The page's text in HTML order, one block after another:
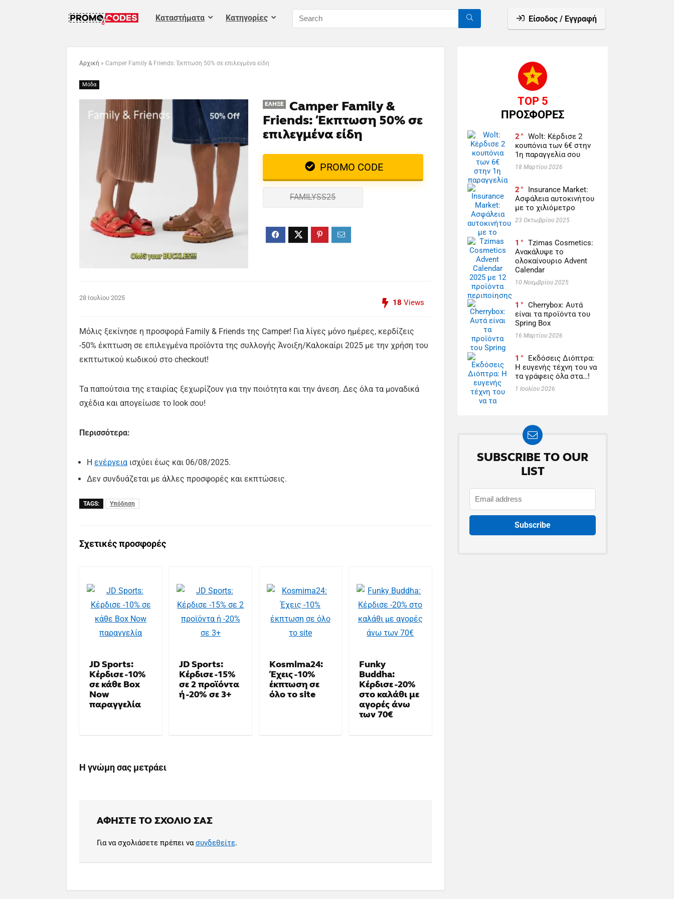
Καταστήματα Kατηγορίες Είσοδος / Εγγραφή
Αρχική » Camper Family & Friends: Έκπτωση 50% σε επιλεγμένα είδη
Μόδα
ΈΛΗΞΕ
Camper Family &
Friends: Έκπτωση 50% σε
επιλεγμένα είδη
PROMO CODE
FAMILYSS25
28 Ιουλίου 2025
18 Views
Μόλις ξεκίνησε η προσφορά Family & Friends της Camper! Για λίγες μόνο ημέρες, κερδίζεις
-50% έκπτωση σε επιλεγμένα προϊόντα της συλλογής Άνοιξη/Καλοκαίρι 2025 με την χρήση του
εκπτωτικού κωδικού στο checkout!
Τα παπούτσια της εταιρίας ξεχωρίζουν για την ποιότητα και την άνεση. Δες όλα τα μοναδικά
σχέδια και απογείωσε το look σου!
Περισσότερα:
Η ενέργεια ισχύει έως και 06/08/2025.
Δεν συνδυάζεται με άλλες προσφορές και εκπτώσεις.
TAGS: Υπόδηση
Σχετικές προσφορές
JD Sports:
Κέρδισε -10%
σε κάθε Box
Now
παραγγελία
JD Sports:
Κέρδισε -15%
σε 2 προϊόντα
ή -20% σε 3+
Kosmima24:
Έχεις -10%
έκπτωση σε
όλο το site
Funky
Buddha:
Κέρδισε -20%
στο καλάθι με
αγορές άνω
των 70€
Η γνώμη σας μετράει
ΑΦΉΣΤΕ ΤΟ ΣΧΌΛΙΟ ΣΑΣ
Για να σχολιάσετε πρέπει νασυνδεθείτε.
TOP 5
ΠΡΟΣΦΟΡΕΣ
2
Wolt: Κέρδισε 2
κουπόνια των 6€ στην
1η παραγγελία σου
18 Μαρτίου 2026
2
Insurance Market:
Ασφάλεια αυτοκινήτου
με το χιλιόμετρο
23 Οκτωβρίου 2025
1
Tzimas Cosmetics:
Ανακάλυψε το
ολοκαίνουριο Advent
Calendar
10 Νοεμβρίου 2025
1
Cherrybox: Αυτά
είναι τα προϊόντα του
Spring Box
16 Μαρτίου 2026
1
Εκδόσεις Διόπτρα:
Η ευγενής τέχνη του να
τα γράφεις όλα στα…!
1 Ιουλίου 2026
SUBSCRIBE TO OUR
LIST